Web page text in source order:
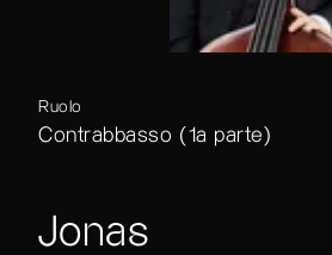
Ruolo
Contrabbasso (1a parte)
Jonas